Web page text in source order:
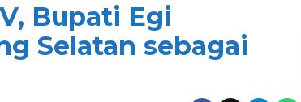
Bupati Egi
Selatan sebagai